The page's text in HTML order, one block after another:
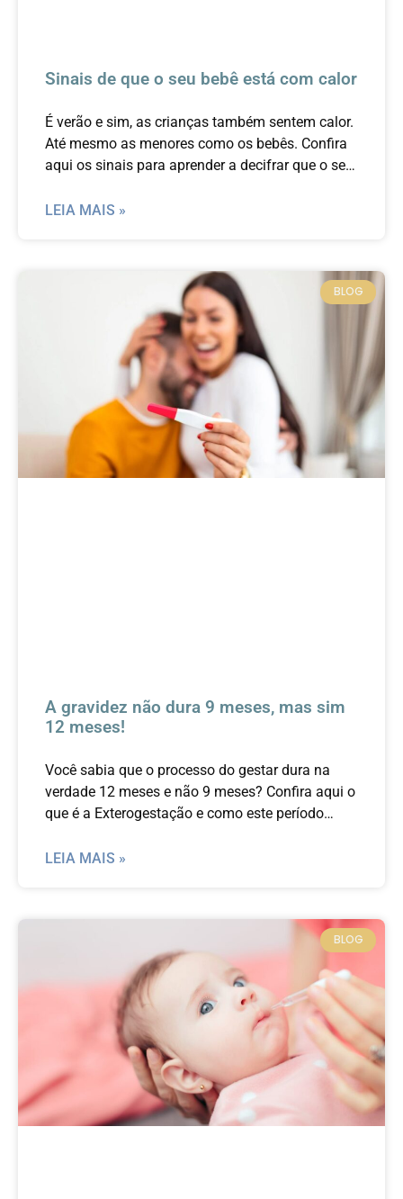
Sinais de que o seu bebê está com calor
É verão e sim, as crianças também sentem calor.
Até mesmo as menores como os bebês. Confira
aqui os sinais para aprender a decifrar que o seu
LEIA MAIS »
BLOG
A gravidez não dura 9 meses, mas sim
12 meses!
Você sabia que o processo do gestar dura na
verdade 12 meses e não 9 meses? Confira aqui o
que é a Exterogestação e como este período
LEIA MAIS »
BLOG